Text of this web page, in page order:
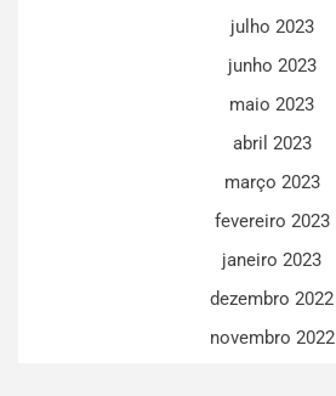
julho 2023
junho 2023
maio 2023
abril 2023
março 2023
fevereiro 2023
janeiro 2023
dezembro 2022
novembro 2022